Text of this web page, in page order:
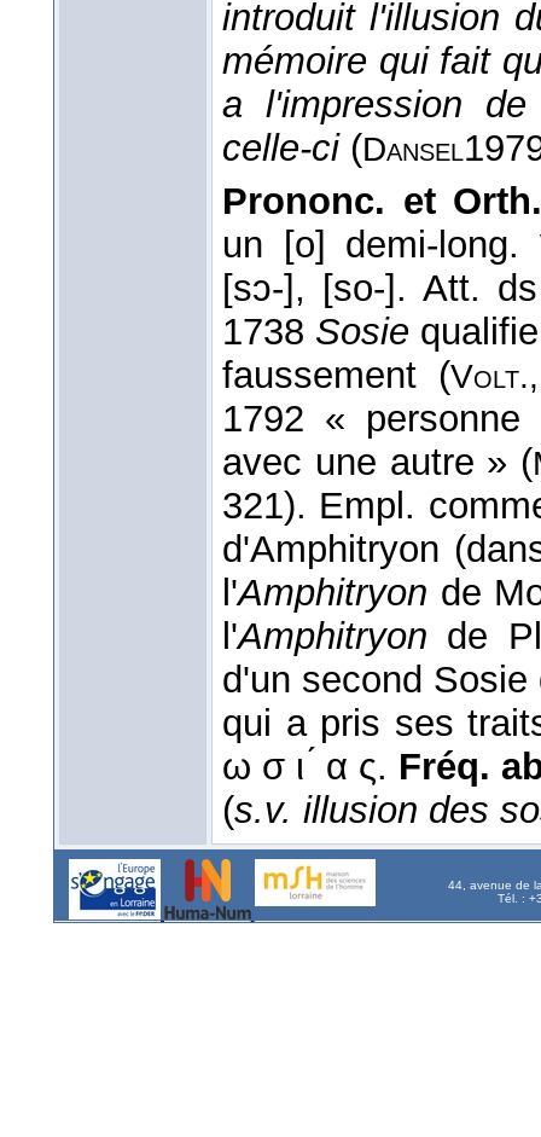
introduit l'illusion
mémoire qui fait
a l'impression
celle-ci(Dansel
Prononc. et
un [o] demi-long.
[sɔ-], [so-]. Att.
1738 Sosie
faussement (
1792 «
avec une autre » (
321). Empl.
d'Amphitryon
l'Amphitryon de
l'Amphitryon de
d'un second
qui a pris ses
ω σ ι ́ α ς. Fréq.
(s.v. illusion des
44, avenue de
Tél. :